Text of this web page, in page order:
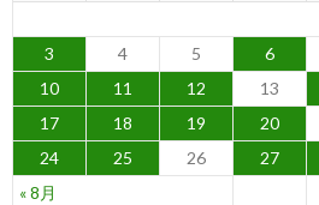
« 8月
3
4 5 6
10
11 12 13
17
18 19 20
24
25 26 27